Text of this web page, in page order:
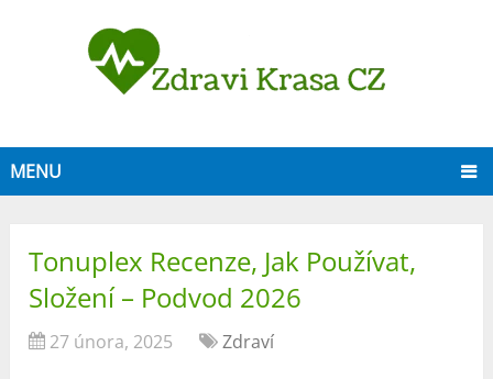
MENU
Tonuplex Recenze, Jak Používat,
Složení – Podvod 2026
27 února, 2025 Zdraví